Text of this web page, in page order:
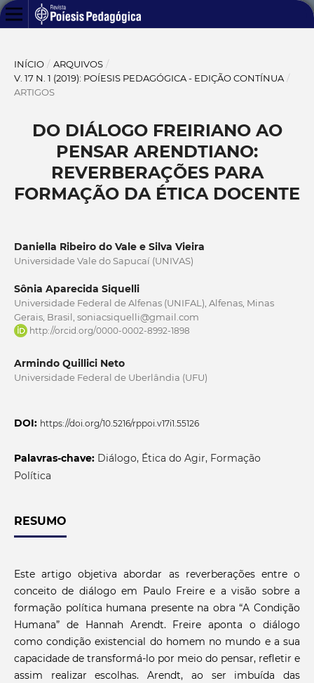
INÍCIO / ARQUIVOS /
V. 17 N. 1 (2019): POÍESIS PEDAGÓGICA - EDIÇÃO CONTÍNUA /
ARTIGOS
DO DIÁLOGO FREIRIANO AO
PENSAR ARENDTIANO:
REVERBERAÇÕES PARA
FORMAÇÃO DA ÉTICA DOCENTE
Daniella Ribeiro do Vale e Silva Vieira
Universidade Vale do Sapucaí (UNIVAS)
Sônia Aparecida Siquelli
Universidade Federal de Alfenas (UNIFAL), Alfenas, Minas
Gerais, Brasil, soniacsiquelli@gmail.com
http://orcid.org/0000-0002-8992-1898
Armindo Quillici Neto
Universidade Federal de Uberlândia (UFU)
DOI: https://doi.org/10.5216/rppoi.v17i1.55126
Palavras-chave: Diálogo, Ética do Agir, Formação
Política
RESUMO
Este artigo objetiva abordar as reverberações entre o
conceito de diálogo em Paulo Freire e a visão sobre a
formação política humana presente na obra “A Condição
Humana” de Hannah Arendt. Freire aponta o diálogo
como condição existencial do homem no mundo e a sua
capacidade de transformá-lo por meio do pensar, refletir e
assim realizar escolhas. Arendt, ao ser imbuída das